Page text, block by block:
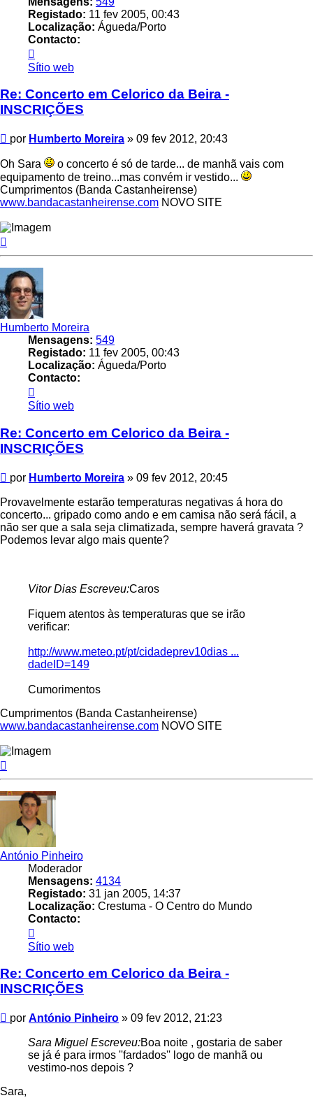
Registado: 11 fev 2005, 00:43
Localização: Águeda/Porto
Contacto:
Humberto
Moreira
Sítio web
Re: Concerto em Celorico da Beira -
INSCRIÇÕES
Mensagem
por Humberto Moreira » 09 fev 2012, 20:43
Oh Sara
o concerto é só de tarde... de manhã vais com
equipamento de treino...mas convém ir vestido...
Cumprimentos (Banda Castanheirense)
www.bandacastanheirense.com NOVO SITE
Humberto Moreira
Mensagens: 549
Registado: 11 fev 2005, 00:43
Localização: Águeda/Porto
Contacto:
Humberto
Moreira
Sítio web
Re: Concerto em Celorico da Beira -
INSCRIÇÕES
Mensagem
por Humberto Moreira » 09 fev 2012, 20:45
Provavelmente estarão temperaturas negativas á hora do
concerto... gripado como ando e em camisa não será fácil, a
não ser que a sala seja climatizada, sempre haverá gravata ?
Podemos levar algo mais quente?
Vitor Dias Escreveu:Caros
Fiquem atentos às temperaturas que se irão
verificar:
http://www.meteo.pt/pt/cidadeprev10dias ...
dadeID=149
Cumorimentos
Cumprimentos (Banda Castanheirense)
www.bandacastanheirense.com NOVO SITE
António Pinheiro
Moderador
Mensagens: 4134
Registado: 31 jan 2005, 14:37
Localização: Crestuma - O Centro do Mundo
Contacto:
António
Pinheiro
Sítio web
Re: Concerto em Celorico da Beira -
INSCRIÇÕES
Mensagem
por António Pinheiro » 09 fev 2012, 21:23
Sara Miguel Escreveu:Boa noite , gostaria de saber
se já é para irmos ''fardados'' logo de manhã ou
vestimo-nos depois ?
Sara,